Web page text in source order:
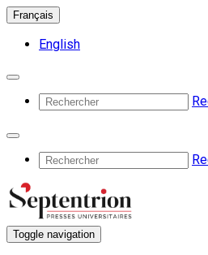
Français
English
Toggle navigation